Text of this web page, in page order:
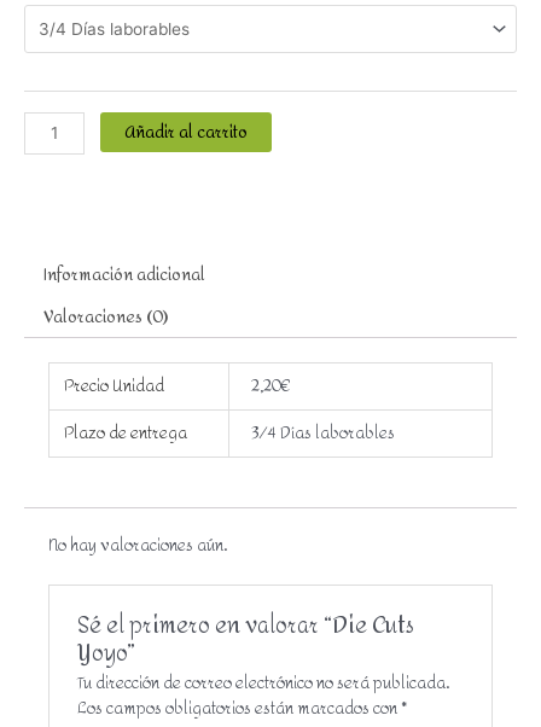
Añadir al carrito
Información adicional
Valoraciones (0)
Precio Unidad
2,20€
Plazo de entrega
3/4 Días laborables
No hay valoraciones aún.
Sé el primero en valorar “Die Cuts
Yoyo”
Tu dirección de correo electrónico no será publicada.
Los campos obligatorios están marcados con*